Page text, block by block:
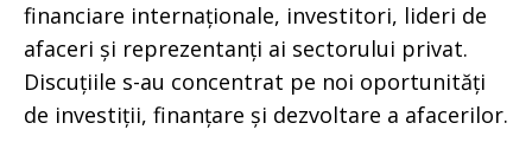
financiare internaționale, investitori, lideri de
afaceri și reprezentanți ai sectorului privat.
Discuțiile s-au concentrat pe noi oportunități
de investiții, finanțare și dezvoltare a afacerilor.